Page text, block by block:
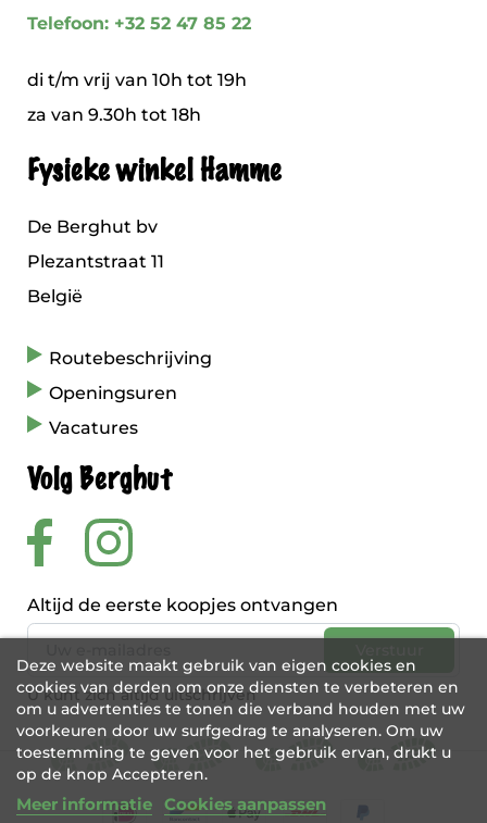
Telefoon: +32 52 47 85 22
di t/m vrij van 10h tot 19h
za van 9.30h tot 18h
Fysieke winkel Hamme
De Berghut bv
Plezantstraat 11
België
Routebeschrijving
Openingsuren
Vacatures
Volg Berghut
Altijd de eerste koopjes ontvangen
U kunt zich altijd uitschrijven
Deze website maakt gebruik van eigen cookies en
cookies van derden om onze diensten te verbeteren en
om u advertenties te tonen die verband houden met uw
voorkeuren door uw surfgedrag te analyseren. Om uw
toestemming te geven voor het gebruik ervan, drukt u
op de knop Accepteren.
Meer informatie Cookies aanpassen